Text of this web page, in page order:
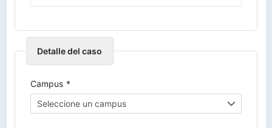
Detalle del caso
Campus *
Seleccione un campus